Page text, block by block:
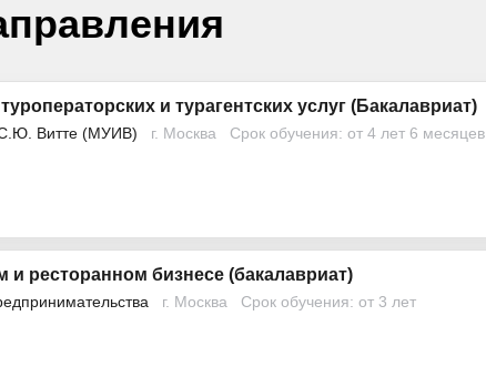
и турагентских услуг (Бакалавриат)
С.Ю. Витте (МУИВ) г. Москва Срок обучения: от 4 лет 6 месяцев
и ресторанном бизнесе (бакалавриат)
г. Москва Срок обучения: от 3 лет